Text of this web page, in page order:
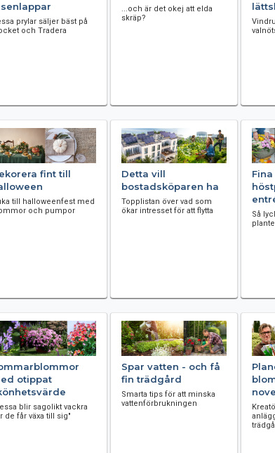
prylar säljer bäst på
och Tradera
...och är det okej att elda
skräp?
fint till
till halloweenfest med
och pumpor
Detta vill
bostadsköparen ha
Topplistan över vad som
ökar intresset för att flytta
Fina
Så
otippat
blir sagolikt vackra
de får växa till sig"
Spar vatten - och få
fin trädgård
Smarta tips för att minska
vattenförbrukningen